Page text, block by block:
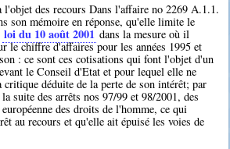
des recours Dans l'affaire no 2269 A.1.1.
son mémoire en réponse, qu'elle limite le
loi du 10 août 2001 dans la mesure où il
le chiffre d'affaires pour les années 1995 et
: ce sont ces cotisations qui font l'objet d'un
le Conseil d'Etat et pour lequel elle ne
critique déduite de la perte de son intérêt; par
suite des arrêts nos 97/99 et 98/2001, des
des droits de l'homme, ce qui
au recours et qu'elle ait épuisé les voies de